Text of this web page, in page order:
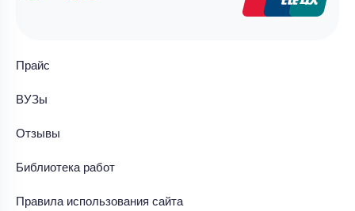
Прайс
ВУЗы
Отзывы
Библиотека работ
Правила использования сайта